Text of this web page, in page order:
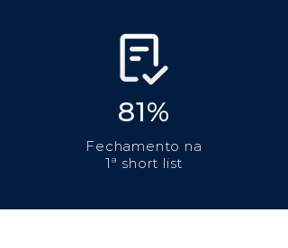
81%
Fechamento na
1ª short list